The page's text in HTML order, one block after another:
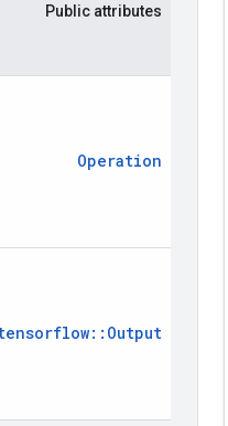
Public attributes
Operation
:: Output